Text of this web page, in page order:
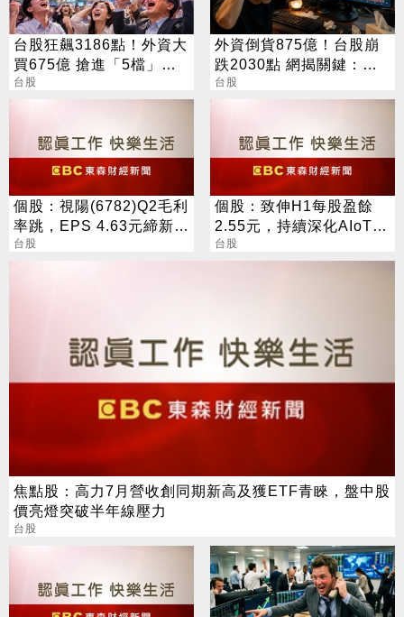
台股狂飆3186點！外資大
買675億 搶進「5檔」
ETF
台股
外資倒貨875億！台股崩
跌2030點 網揭關鍵：沒
人接
台股
個股：視陽(6782)Q2毛利
率跳，EPS 4.63元締新
猷，本季營運續看旺
台股
個股：致伸H1每股盈餘
2.55元，持續深化AIoT、
AI智慧監控、機器人與車
用佈局
台股
焦點股：高力7月營收創同期新高及獲ETF青睞，盤中股
價亮燈突破半年線壓力
台股